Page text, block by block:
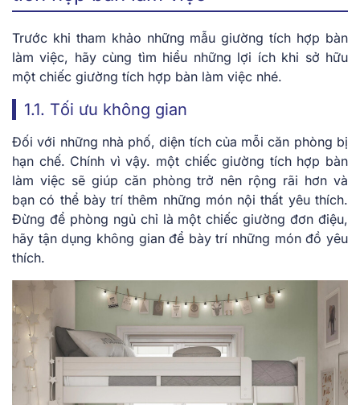
Trước khi tham khảo những mẫu giường tích hợp bàn
làm việc, hãy cùng tìm hiểu những lợi ích khi sở hữu
một chiếc giường tích hợp bàn làm việc nhé.
1.1. Tối ưu không gian
Đối với những nhà phố, diện tích của mỗi căn phòng bị
hạn chế. Chính vì vậy. một chiếc giường tích hợp bàn
làm việc sẽ giúp căn phòng trở nên rộng rãi hơn và
bạn có thể bày trí thêm những món nội thất yêu thích.
Đừng để phòng ngủ chỉ là một chiếc giường đơn điệu,
hãy tận dụng không gian để bày trí những món đồ yêu
thích.